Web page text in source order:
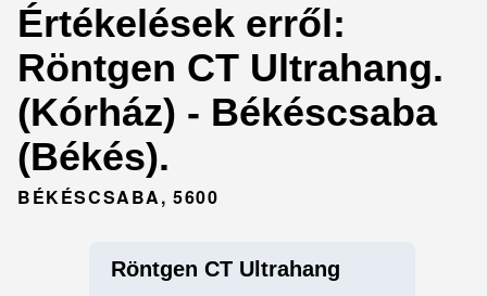
Értékelések erről:
Röntgen CT Ultrahang.
(Kórház) - Békéscsaba
(Békés).
BÉKÉSCSABA, 5600
Röntgen CT Ultrahang